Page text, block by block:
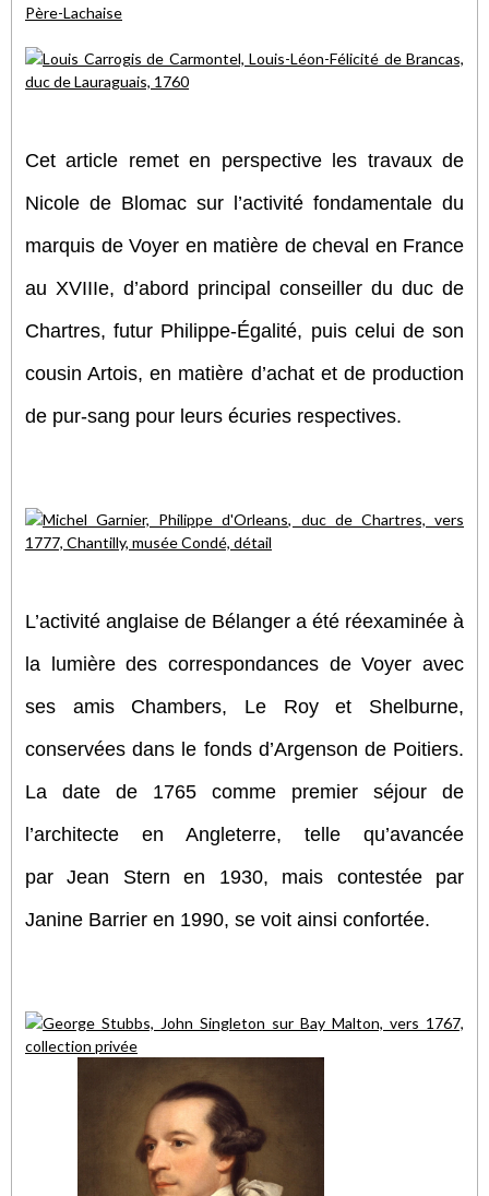
Cet article remet en perspective les travaux de
Nicole de Blomac sur l’activité fondamentale du
marquis de Voyer en matière de cheval en France
au XVIIIe, d’abord principal conseiller du duc de
Chartres, futur Philippe-Égalité, puis celui de son
cousin Artois, en matière d’achat et de production
de pur-sang pour leurs écuries respectives.
L’activité anglaise de Bélanger a été réexaminée à
la lumière des correspondances de Voyer avec
ses amis Chambers, Le Roy et Shelburne,
conservées dans le fonds d’Argenson de Poitiers.
La date de 1765 comme premier séjour de
l’architecte en Angleterre, telle qu’avancée
par Jean Stern en 1930, mais contestée par
Janine Barrier en 1990, se voit ainsi confortée.